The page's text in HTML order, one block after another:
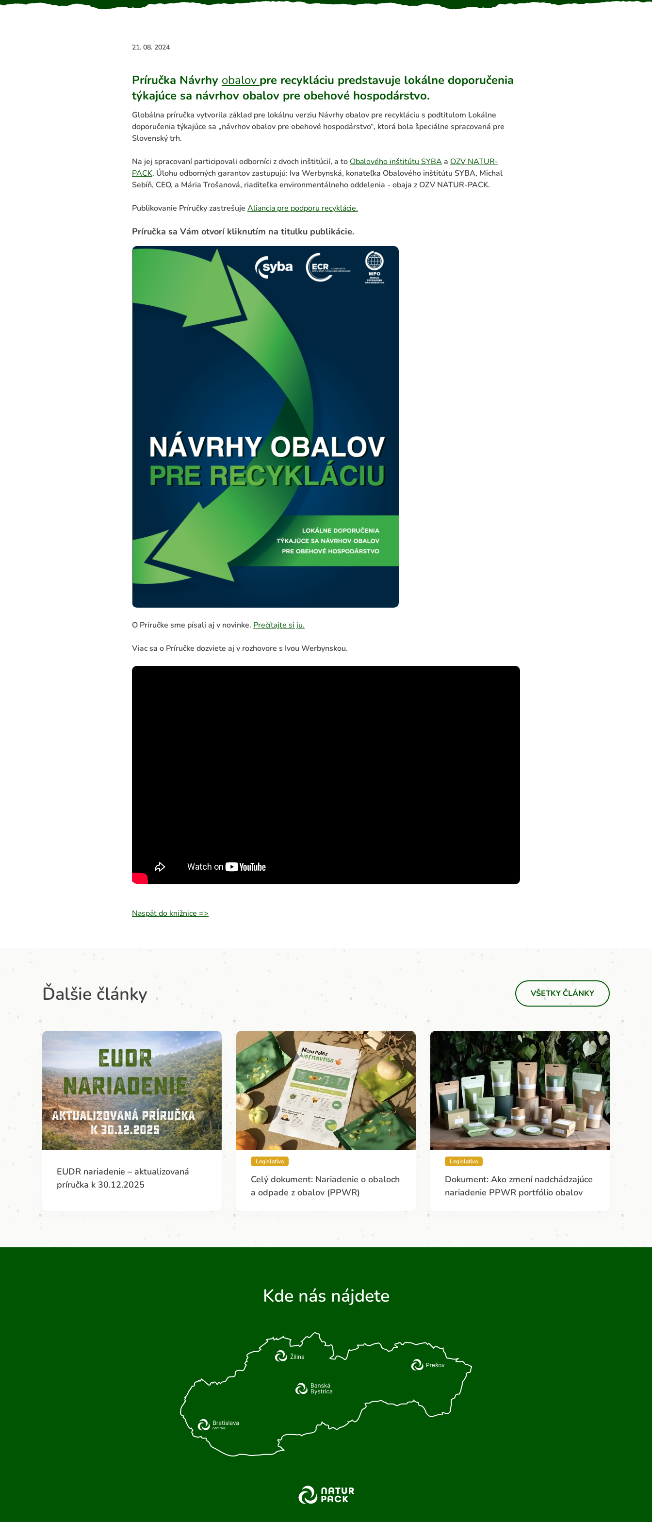
21. 08. 2024
Príručka Návrhy obalov pre recykláciu predstavuje lokálne doporučenia
týkajúce sa návrhov obalov pre obehové hospodárstvo.
Globálna príručka vytvorila základ pre lokálnu verziu Návrhy obalov pre recykláciu s podtitulom Lokálne
doporučenia týkajúce sa „návrhov obalov pre obehové hospodárstvo“, ktorá bola špeciálne spracovaná pre
Slovenský trh.
Na jej spracovaní participovali odborníci z dvoch inštitúcií, a to Obalového inštitútu SYBA a OZV NATUR-
PACK. Úlohu odborných garantov zastupujú: Iva Werbynská, konateľka Obalového inštitútu SYBA, Michal
Sebíň, CEO, a Mária Trošanová, riaditeľka environmentálneho oddelenia - obaja z OZV NATUR-PACK.
Publikovanie Príručky zastrešuje Aliancia pre podporu recyklácie.
Príručka sa Vám otvorí kliknutím na titulku publikácie.
O Príručke sme písali aj v novinke. Prečítajte si ju.
Viac sa o Príručke dozviete aj v rozhovore s Ivou Werbynskou.
Naspäť do knižnice =>
Ďalšie články VŠETKY ČLÁNKY
EUDR nariadenie – aktualizovaná
príručka k 30.12.2025
Legislatíva
Celý dokument: Nariadenie o obaloch
a odpade z obalov (PPWR)
Legislatíva
Dokument: Ako zmení nadchádzajúce
nariadenie PPWR portfólio obalov
Kde nás nájdete